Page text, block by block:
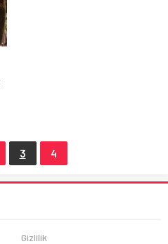
3 4
Gizlilik